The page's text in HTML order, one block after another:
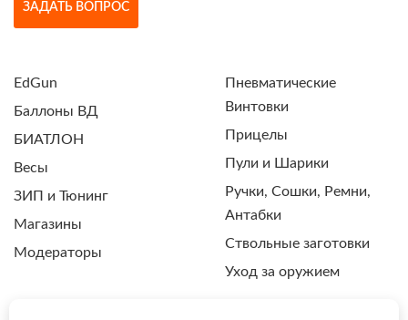
ЗАДАТЬ ВОПРОС
EdGun
Баллоны ВД
БИАТЛОН
Весы
ЗИП и Тюнинг
Магазины
Модераторы
Пневматические
Винтовки
Прицелы
Пули и Шарики
Ручки, Сошки, Ремни,
Антабки
Ствольные заготовки
Уход за оружием